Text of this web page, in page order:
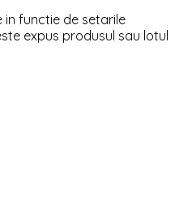
in functie de setarile
expus produsul sau lotul